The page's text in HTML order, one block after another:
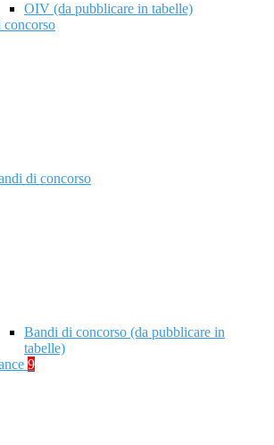
OIV (da pubblicare in tabelle)
di concorso
Bandi di concorso (da pubblicare in
tabelle)
9